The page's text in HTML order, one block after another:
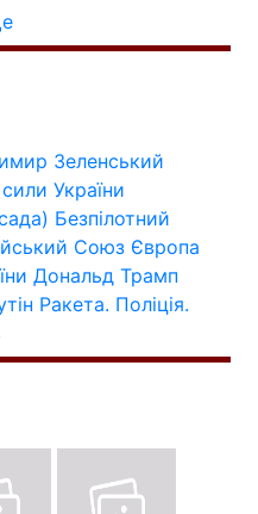
Зеленський
України
Безпілотний
Союз Європа
Дональд Трамп
Ракета. Поліція.